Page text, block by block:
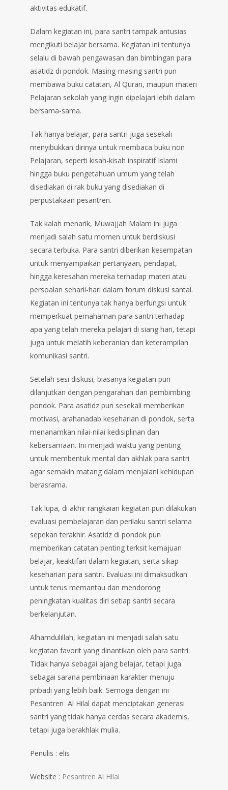
aktivitas edukatif.
Dalam kegiatan ini, para santri tampak antusias
mengikuti belajar bersama. Kegiatan ini tentunya
selalu di bawah pengawasan dan bimbingan para
asatidz di pondok. Masing-masing santri pun
membawa buku catatan, Al Quran, maupun materi
Pelajaran sekolah yang ingin dipelajari lebih dalam
bersama-sama.
Tak hanya belajar, para santri juga sesekali
menyibukkan dirinya untuk membaca buku non
Pelajaran, seperti kisah-kisah inspiratif Islami
hingga buku pengetahuan umum yang telah
disediakan di rak buku yang disediakan di
perpustakaan pesantren.
Tak kalah menarik, Muwajjah Malam ini juga
menjadi salah satu momen untuk berdiskusi
secara terbuka. Para santri diberikan kesempatan
untuk menyampaikan pertanyaan, pendapat,
hingga keresahan mereka terhadap materi atau
persoalan seharii-hari dalam forum diskusi santai.
Kegiatan ini tentunya tak hanya berfungsi untuk
memperkuat pemahaman para santri terhadap
apa yang telah mereka pelajari di siang hari, tetapi
juga untuk melatih keberanian dan keterampilan
komunikasi santri.
Setelah sesi diskusi, biasanya kegiatan pun
dilanjutkan dengan pengarahan dari pembimbing
pondok. Para asatidz pun sesekali memberikan
motivasi, arahanadab keseharian di pondok, serta
menanamkan nilai-nilai kedisiplinan dan
kebersamaan. Ini menjadi waktu yang penting
untuk membentuk mental dan akhlak para santri
agar semakin matang dalam menjalani kehidupan
berasrama.
Tak lupa, di akhir rangkaian kegiatan pun dilakukan
evaluasi pembelajaran dan perilaku santri selama
sepekan terakhir. Asatidz di pondok pun
memberikan catatan penting terksit kemajuan
belajar, keaktifan dalam kegiatan, serta sikap
keseharian para santri. Evaluasi ini dimaksudkan
untuk terus memantau dan mendorong
peningkatan kualitas diri setiap santri secara
berkelanjutan.
Alhamdulillah, kegiatan ini menjadi salah satu
kegiatan favorit yang dinantikan oleh para santri.
Tidak hanya sebagai ajang belajar, tetapi juga
sebagai sarana pembinaan karakter menuju
pribadi yang lebih baik. Semoga dengan ini
Pesantren Al Hilal dapat menciptakan generasi
santri yang tidak hanya cerdas secara akademis,
tetapi juga berakhlak mulia.
Penulis : elis
Website : Pesantren Al Hilal